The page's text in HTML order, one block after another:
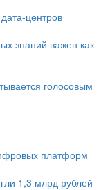
центров
знаний важен как
голосовым
платформ
1,3 млрд рублей